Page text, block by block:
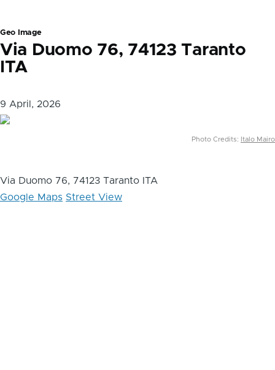
pane
Geo Image
Via Duomo 76, 74123 Taranto
ITA
9 April, 2026
Photo Credits: Italo Mairo
Via Duomo 76, 74123 Taranto ITA
Google Maps Street View